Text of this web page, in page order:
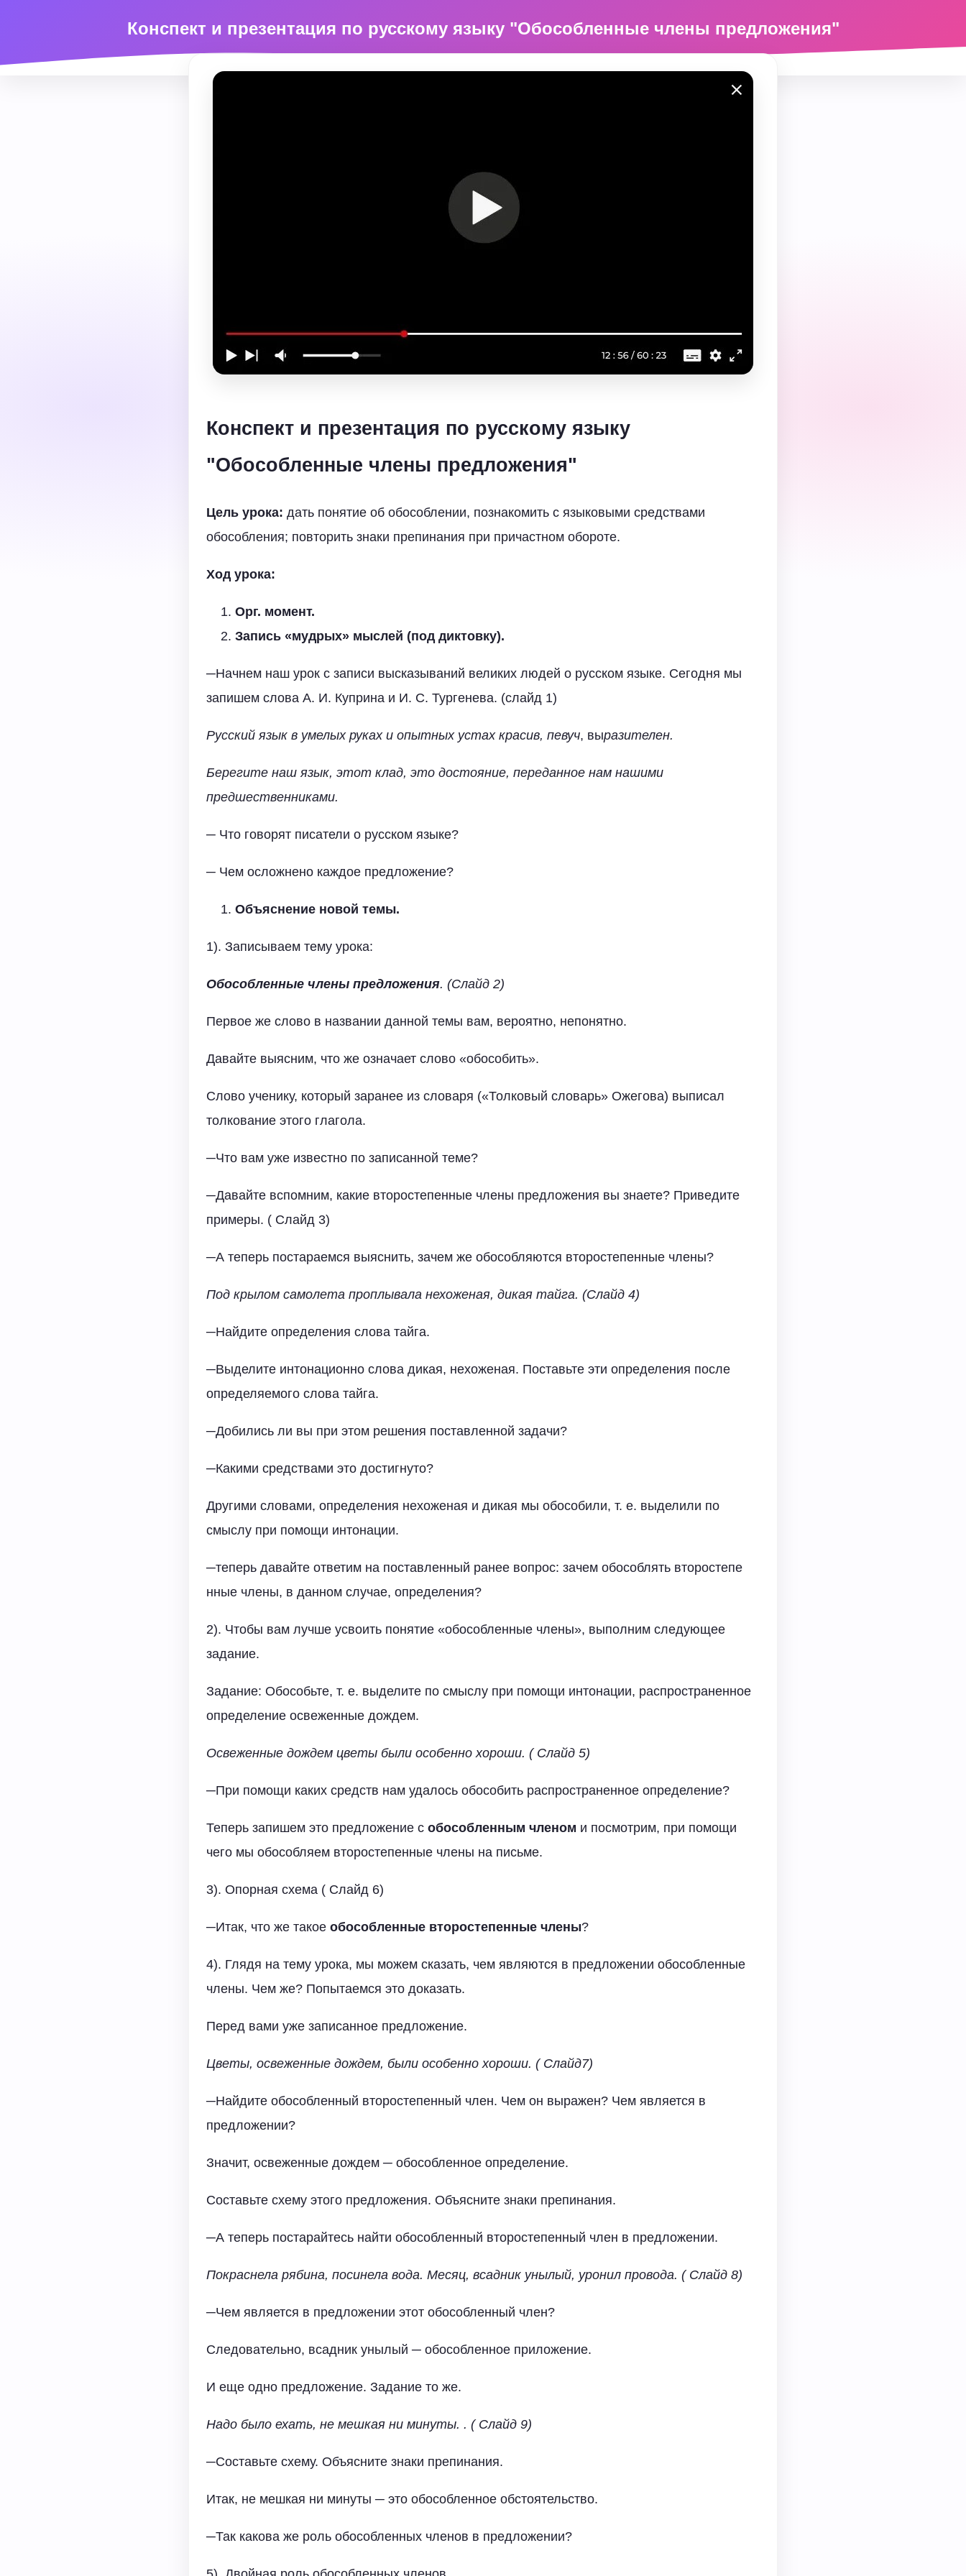
Конспект и презентация по русскому языку "Обособленные члены предложения"
Конспект и презентация по русскому языку
"Обособленные члены предложения"
Цель урока: дать понятие об обособлении, познакомить с языковыми средствами
обособления; повторить знаки препинания при причастном обороте.
Ход урока:
Орг. момент.
Запись «мудрых» мыслей (под диктовку).
─Начнем наш урок с записи высказываний великих людей о русском языке. Сегодня мы
запишем слова А. И. Куприна и И. С. Тургенева. (слайд 1)
Русский язык в умелых руках и опытных устах красив, певуч, выразителен.
Берегите наш язык, этот клад, это достояние, переданное нам нашими
предшественниками.
─ Что говорят писатели о русском языке?
─ Чем осложнено каждое предложение?
Объяснение новой темы.
1). Записываем тему урока:
Обособленные члены предложения. (Слайд 2)
Первое же слово в названии данной темы вам, вероятно, непонятно.
Давайте выясним, что же означает слово «обособить».
Слово ученику, который заранее из словаря («Толковый словарь» Ожегова) выписал
толкование этого глагола.
─Что вам уже известно по записанной теме?
─Давайте вспомним, какие второстепенные члены предложения вы знаете? Приведите
примеры. ( Слайд 3)
─А теперь постараемся выяснить, зачем же обособляются второстепенные члены?
Под крылом самолета проплывала нехоженая, дикая тайга. (Слайд 4)
─Найдите определения слова тайга.
─Выделите интонационно слова дикая, нехоженая. Поставьте эти определения после
определяемого слова тайга.
─Добились ли вы при этом решения поставленной задачи?
─Какими средствами это достигнуто?
Другими словами, определения нехоженая и дикая мы обособили, т. е. выделили по
смыслу при помощи интонации.
─теперь давайте ответим на поставленный ранее вопрос: зачем обособлять второстепе
нные члены, в данном случае, определения?
2). Чтобы вам лучше усвоить понятие «обособленные члены», выполним следующее
задание.
Задание: Обособьте, т. е. выделите по смыслу при помощи интонации, распространенное
определение освеженные дождем.
Освеженные дождем цветы были особенно хороши. ( Слайд 5)
─При помощи каких средств нам удалось обособить распространенное определение?
Теперь запишем это предложение с обособленным членом и посмотрим, при помощи
чего мы обособляем второстепенные члены на письме.
3). Опорная схема ( Слайд 6)
─Итак, что же такое обособленные второстепенные члены?
4). Глядя на тему урока, мы можем сказать, чем являются в предложении обособленные
члены. Чем же? Попытаемся это доказать.
Перед вами уже записанное предложение.
Цветы, освеженные дождем, были особенно хороши. ( Слайд7)
─Найдите обособленный второстепенный член. Чем он выражен? Чем является в
предложении?
Значит, освеженные дождем ─ обособленное определение.
Составьте схему этого предложения. Объясните знаки препинания.
─А теперь постарайтесь найти обособленный второстепенный член в предложении.
Покраснела рябина, посинела вода. Месяц, всадник унылый, уронил провода. ( Слайд 8)
─Чем является в предложении этот обособленный член?
Следовательно, всадник унылый ─ обособленное приложение.
И еще одно предложение. Задание то же.
Надо было ехать, не мешкая ни минуты. . ( Слайд 9)
─Составьте схему. Объясните знаки препинания.
Итак, не мешкая ни минуты ─ это обособленное обстоятельство.
─Так какова же роль обособленных членов в предложении?